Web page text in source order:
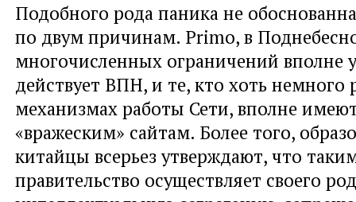
Подобного рода паника не
по двум причинам. Primo, в
многочисленных ограничений вполне
действует ВПН, и те, кто хоть немного
механизмах работы Сети, вполне
«вражеским» сайтам. Более того,
китайцы всерьез утверждают, что
правительство осуществляет своего